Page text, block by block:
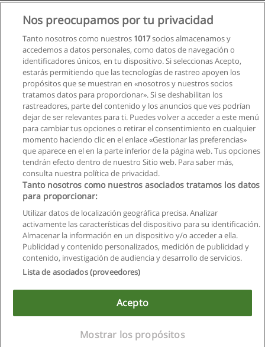
Siguiente
Página1de6
Reglas de uso
Privacidad de datos
Copyright © Educaedu Business S.L. - CIF : B-95610580: -
www.educaedu.com.ec
Nos preocupamos por tu privacidad
Tanto nosotros como nuestros 1017socios almacenamos y
accedemos a datos personales, como datos de navegación o
identificadores únicos, en tu dispositivo. Si seleccionas Acepto,
estarás permitiendo que las tecnologías de rastreo apoyen los
propósitos que se muestran en «nosotros y nuestros socios
tratamos datos para proporcionar». Si se deshabilitan los
rastreadores, parte del contenido y los anuncios que ves podrían
dejar de ser relevantes para ti. Puedes volver a acceder a este menú
para cambiar tus opciones o retirar el consentimiento en cualquier
momento haciendo clic en el enlace «Gestionar las preferencias»
que aparece en el en la parte inferior de la página web. Tus opciones
tendrán efecto dentro de nuestro Sitio web. Para saber más,
consulta nuestra política de privacidad.
Tanto nosotros como nuestros asociados tratamos los datos
para proporcionar:
Utilizar datos de localización geográfica precisa. Analizar
activamente las características del dispositivo para su identificación.
Almacenar la información en un dispositivo y/o acceder a ella.
Publicidad y contenido personalizados, medición de publicidad y
contenido, investigación de audiencia y desarrollo de servicios.
Lista de asociados (proveedores)
Acepto
Mostrar los propósitos